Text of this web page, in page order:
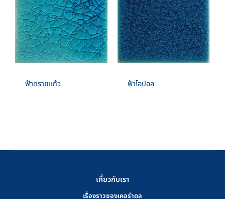
ฟ้าทรายแก้ว ฟ้าโอปอล
เกี่ยวกับเรา
เรื่องราวของเคอร่าดล